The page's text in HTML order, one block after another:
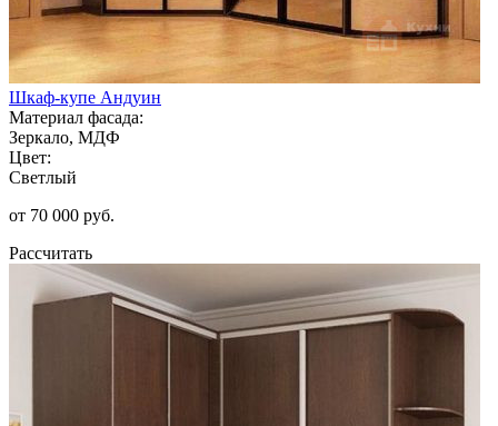
Шкаф-купе Андуин
Материал фасада:
Зеркало, МДФ
Цвет:
Светлый
от 70 000 руб.
Рассчитать